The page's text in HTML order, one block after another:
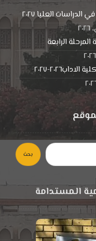
العليا ٢٠٢٧
الرابعة
٢٠٢٧
بحث
المستدامة